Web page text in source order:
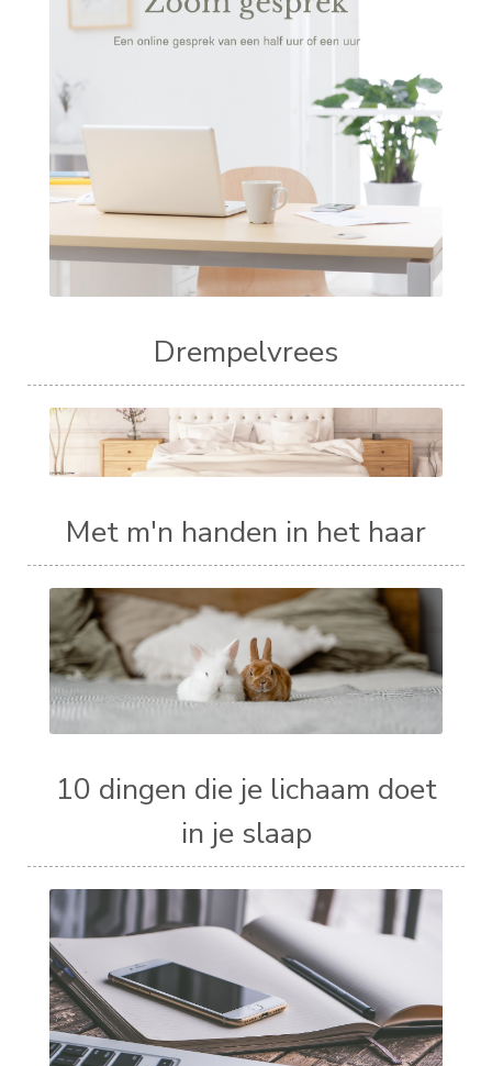
Drempelvrees
Met m'n handen in het haar
10 dingen die je lichaam doet
in je slaap